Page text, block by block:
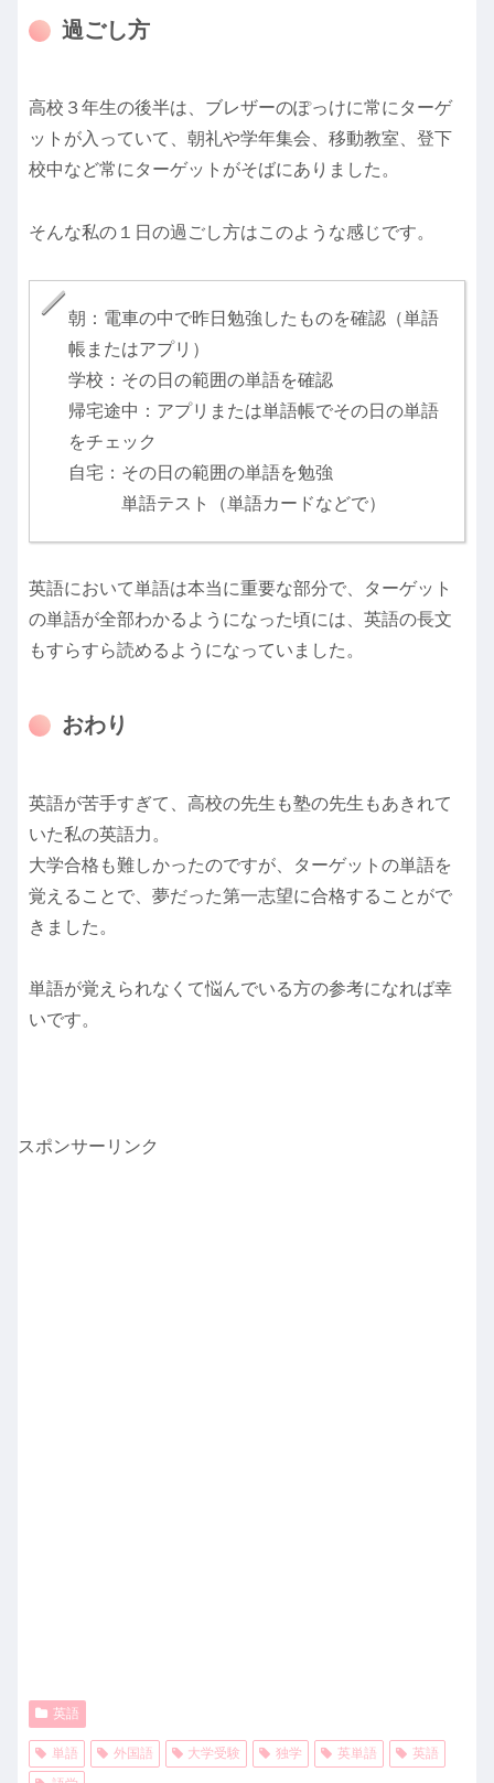
過ごし方
高校３年生の後半は、ブレザーのぽっけに常にターゲ
ットが入っていて、朝礼や学年集会、移動教室、登下
校中など常にターゲットがそばにありました。
そんな私の１日の過ごし方はこのような感じです。
朝：電車の中で昨日勉強したものを確認（単語
帳またはアプリ）
学校：その日の範囲の単語を確認
帰宅途中：アプリまたは単語帳でその日の単語
をチェック
自宅：その日の範囲の単語を勉強
単語テスト（単語カードなどで）
英語において単語は本当に重要な部分で、ターゲット
の単語が全部わかるようになった頃には、英語の長文
もすらすら読めるようになっていました。
おわり
英語が苦手すぎて、高校の先生も塾の先生もあきれて
いた私の英語力。
大学合格も難しかったのですが、ターゲットの単語を
覚えることで、夢だった第一志望に合格することがで
きました。
単語が覚えられなくて悩んでいる方の参考になれば幸
いです。
スポンサーリンク
英語
単語 外国語 大学受験 独学 英単語
英語